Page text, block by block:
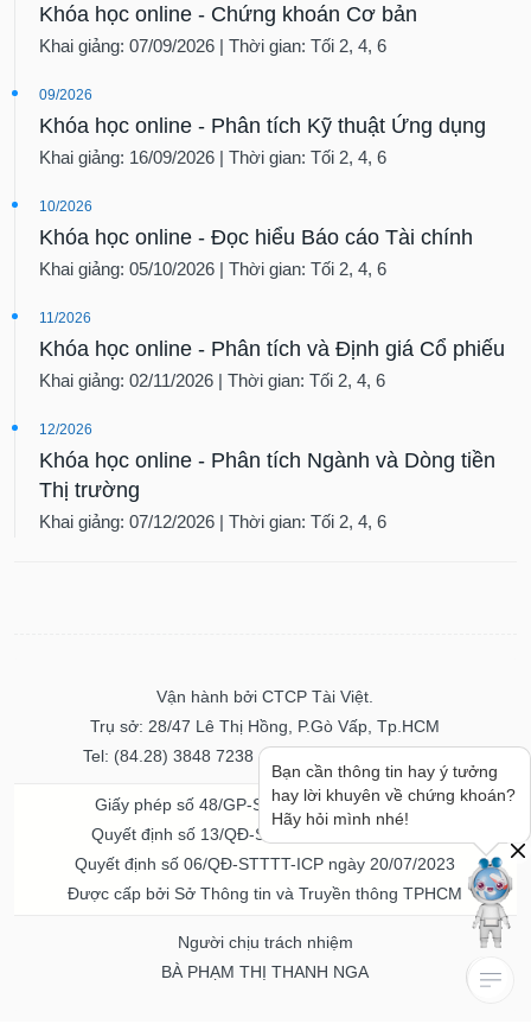
Khóa học online - Chứng khoán Cơ bản
Khai giảng: 07/09/2026 | Thời gian: Tối 2, 4, 6
09/2026
Khóa học online - Phân tích Kỹ thuật Ứng dụng
Khai giảng: 16/09/2026 | Thời gian: Tối 2, 4, 6
10/2026
Khóa học online - Đọc hiểu Báo cáo Tài chính
Khai giảng: 05/10/2026 | Thời gian: Tối 2, 4, 6
11/2026
Khóa học online - Phân tích và Định giá Cổ phiếu
Khai giảng: 02/11/2026 | Thời gian: Tối 2, 4, 6
12/2026
Khóa học online - Phân tích Ngành và Dòng tiền
Thị trường
Khai giảng: 07/12/2026 | Thời gian: Tối 2, 4, 6
Vận hành bởi CTCP Tài Việt.
Trụ sở: 28/47 Lê Thị Hồng, P.Gò Vấp, Tp.HCM
Tel: (84.28) 3848 7238 - Fax: (84.28) 3848 7237
Giấy phép số 48/GP-STTTT ngày 04/11/2016
Quyết định số 13/QĐ-STTTT ngày 02/11/2017
Quyết định số 06/QĐ-STTTT-ICP ngày 20/07/2023
Được cấp bởi Sở Thông tin và Truyền thông TPHCM
Người chịu trách nhiệm
BÀ PHẠM THỊ THANH NGA
Bạn cần thông tin hay ý tưởng
hay lời khuyên về chứng khoán?
Hãy hỏi mình nhé!